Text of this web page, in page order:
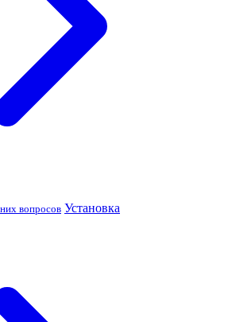
вопросов Установка